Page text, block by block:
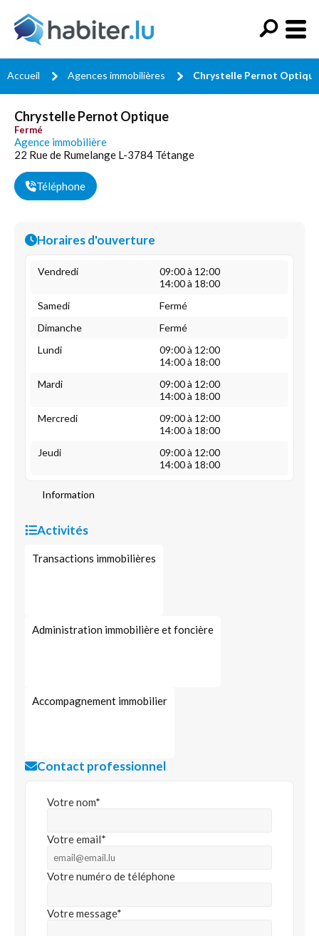
Accueil Agences immobilières Chrystelle Pernot Optique
Chrystelle Pernot Optique
Fermé
Agence immobilière
22 Rue de Rumelange L-3784 Tétange
Téléphone
Horaires d'ouverture
Vendredi
09:00 à 12:00
14:00 à 18:00
Samedi
Fermé
Dimanche
Fermé
Lundi
09:00 à 12:00
14:00 à 18:00
Mardi
09:00 à 12:00
14:00 à 18:00
Mercredi
09:00 à 12:00
14:00 à 18:00
Jeudi
09:00 à 12:00
14:00 à 18:00
Information
Activités
Transactions immobilières
Administration immobilière et foncière
Accompagnement immobilier
Contact professionnel
Votre nom*
Votre email*
Votre numéro de téléphone
Votre message*